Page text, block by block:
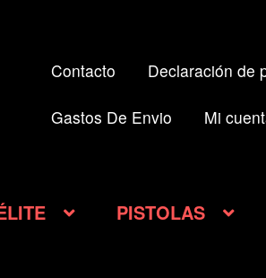
Contacto Declaración de
Gastos De Envio Mi
PISTOLAS